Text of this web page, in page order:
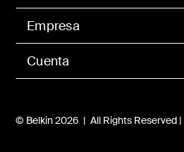
Cuenta
Empresa
© Belkin 2026 | All Rights Reserved |